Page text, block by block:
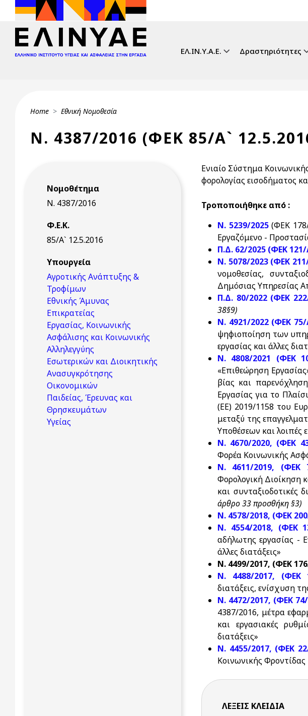
Skip to main content
ΕΛ.ΙΝ.Υ.Α.Ε. Δραστηριότητες
Breadcrumb
Home Εθνική Νομοθεσία
Ν. 4387/2016 (ΦΕΚ 85/Α`
Νομοθέτημα
Ν. 4387/2016
Φ.Ε.Κ.
85/Α` 12.5.2016
Υπουργεία
Αγροτικής Ανάπτυξης &
Τροφίμων
Εθνικής Άμυνας
Επικρατείας
Εργασίας, Κοινωνικής
Ασφάλισης και Κοινωνικής
Αλληλεγγύης
Εσωτερικών και Διοικητικής
Ανασυγκρότησης
Οικονομικών
Παιδείας, Έρευνας και
Θρησκευμάτων
Υγείας
Ενιαίο Σύστημα
φορολογίας εισοδήματος
Τροποποιήθηκε από :
Ν. 5239/2025 (ΦΕΚ
Εργαζόμενο -
Π.Δ. 62/2025 (ΦΕΚ 121/
Ν. 5078/2023 (ΦΕΚ
νομοθεσίας,
Δημόσιας Υπηρεσίας
Π.Δ. 80/2022 (ΦΕΚ
38§9)
Ν. 4921/2022 (ΦΕΚ 75/
ψηφιοποίηση των
εργασίας και άλλες
Ν. 4808/2021 (ΦΕΚ
«Επιθεώρηση
βίας και
Εργασίας για τo
(ΕΕ) 2019/1158 του
μεταξύ της
Υποθέσεων και λοιπές
Ν. 4670/2020, (ΦΕΚ
Φορέα Κοινωνικής
N. 4611/2019, (ΦΕΚ
Φορολογική Διοίκηση
και συνταξιοδοτικές
άρθρο 33 προσθήκη §3)
N. 4578/2018, (ΦΕΚ
N. 4554/2018, (ΦΕΚ
αδήλωτης εργασίας -
άλλες διατάξεις»
Ν. 4499/2017, (ΦΕΚ
N. 4488/2017, (ΦΕΚ
διατάξεις, ενίσχυση
N. 4472/2017, (ΦΕΚ
4387/2016, μέτρα
και εργασιακές
διατάξεις»
Ν. 4455/2017, (ΦΕΚ
Κοινωνικής Φροντίδας
ΛΈΞΕΙΣ KΛΕΙΔΙΆ